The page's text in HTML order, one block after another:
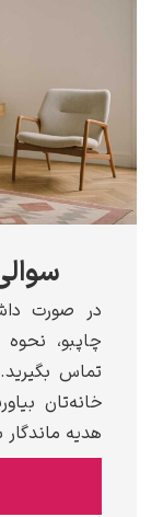
دارید؟
داشتن هرگونه
نحوه ساخت آنها
ما همراه
بیاورید یا
شگفت‌زده کنید.